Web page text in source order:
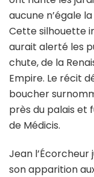
aucune n’égale
Cette silhouette
aurait alerté les
chute, de la
Empire. Le récit
boucher
près du palais et
de Médicis.
Jean
son apparition